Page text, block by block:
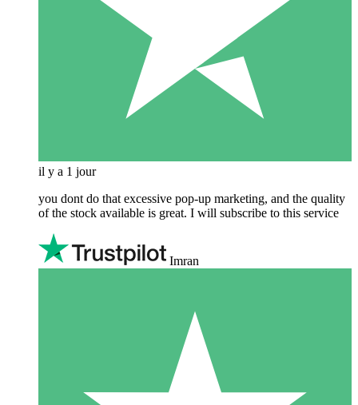
il y a 1 jour
you dont do that excessive pop-up marketing, and the quality
of the stock available is great. I will subscribe to this service
Imran